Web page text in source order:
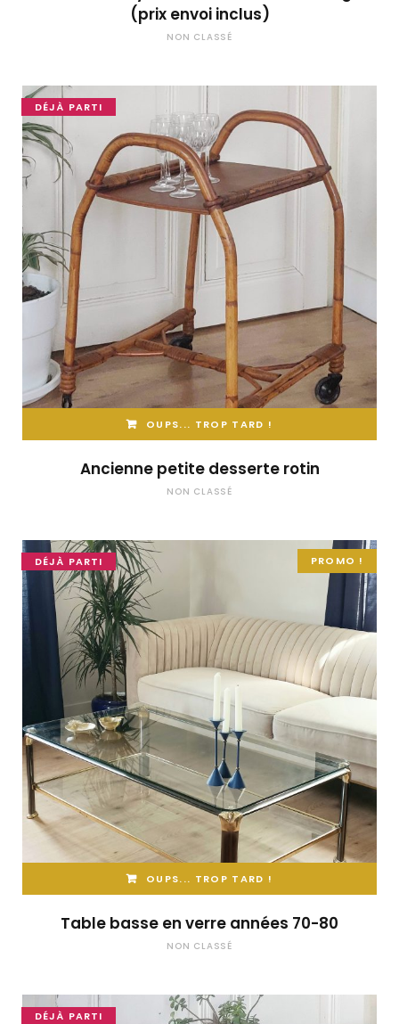
(prix envoi inclus)
NON CLASSÉ
DÉJÀ PARTI
OUPS... TROP TARD !
Ancienne petite desserte rotin
NON CLASSÉ
PROMO !
DÉJÀ PARTI
OUPS... TROP TARD !
Table basse en verre années 70-80
NON CLASSÉ
DÉJÀ PARTI